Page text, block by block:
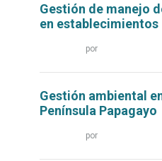
Gestión de manejo
en establecimientos
por
Gestión ambiental
Península Papagayo
por